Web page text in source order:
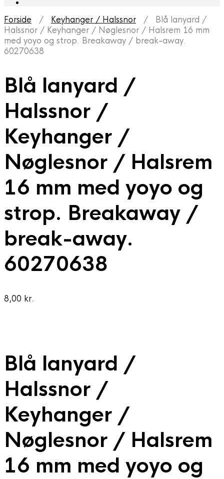
Forside / Keyhanger / Halssnor / Blå lanyard /
Halssnor / Keyhanger / Nøglesnor / Halsrem 16 mm
med yoyo og strop. Breakaway / break-away.
60270638
Blå lanyard /
Halssnor /
Keyhanger /
Nøglesnor / Halsrem
16 mm med yoyo og
strop. Breakaway /
break-away.
60270638
8,00 kr.
Blå lanyard /
Halssnor /
Keyhanger /
Nøglesnor / Halsrem
16 mm med yoyo og